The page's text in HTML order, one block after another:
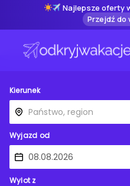
Najlepsze oferty
Przejdź do
Kierunek
Wyjazd od
Wylot z